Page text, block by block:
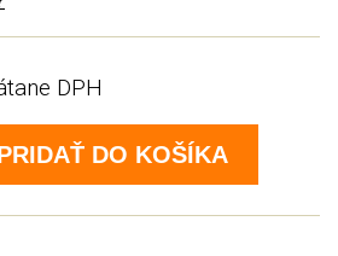
DPH
DO KOŠÍKA